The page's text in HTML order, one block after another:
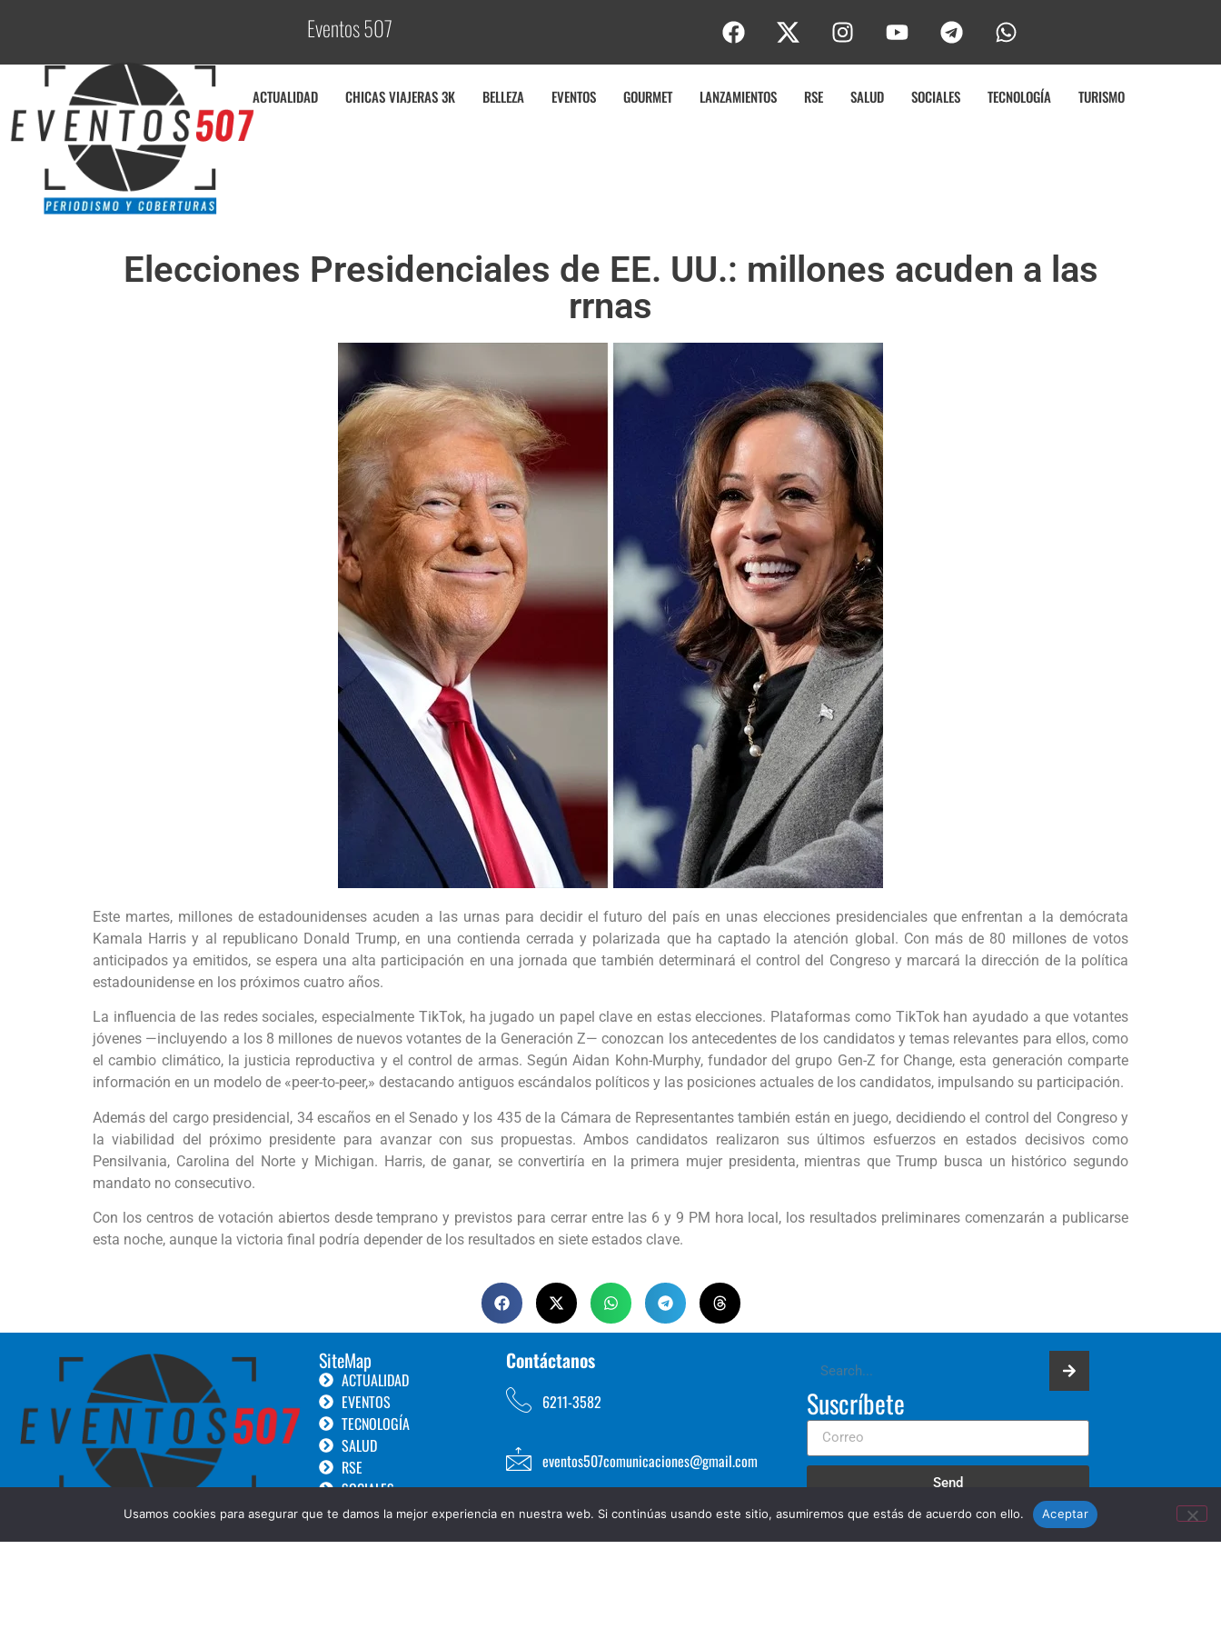
Eventos 507C
ACTUALIDAD CHICAS VIAJERAS 3K BELLEZA EVENTOS GOURMET LANZAMIENTOS RSE SALUD SOCIALES TECNOLOGÍA TURISMO
Elecciones Presidenciales de EE. UU.: millones acuden a las
rrnas
Este martes, millones de estadounidenses acuden a las urnas para decidir el futuro del país en unas elecciones presidenciales que enfrentan a la demócrata
Kamala Harris y al republicano Donald Trump, en una contienda cerrada y polarizada que ha captado la atención global. Con más de 80 millones de votos
anticipados ya emitidos, se espera una alta participación en una jornada que también determinará el control del Congreso y marcará la dirección de la política
estadounidense en los próximos cuatro años.
La influencia de las redes sociales, especialmente TikTok, ha jugado un papel clave en estas elecciones. Plataformas como TikTok han ayudado a que votantes
jóvenes —incluyendo a los 8 millones de nuevos votantes de la Generación Z— conozcan los antecedentes de los candidatos y temas relevantes para ellos, como
el cambio climático, la justicia reproductiva y el control de armas. Según Aidan Kohn-Murphy, fundador del grupo Gen-Z for Change, esta generación comparte
información en un modelo de «peer-to-peer,» destacando antiguos escándalos políticos y las posiciones actuales de los candidatos, impulsando su participación.
Además del cargo presidencial, 34 escaños en el Senado y los 435 de la Cámara de Representantes también están en juego, decidiendo el control del Congreso y
la viabilidad del próximo presidente para avanzar con sus propuestas. Ambos candidatos realizaron sus últimos esfuerzos en estados decisivos como
Pensilvania, Carolina del Norte y Michigan. Harris, de ganar, se convertiría en la primera mujer presidenta, mientras que Trump busca un histórico segundo
mandato no consecutivo.
Con los centros de votación abiertos desde temprano y previstos para cerrar entre las 6 y 9 PM hora local, los resultados preliminares comenzarán a publicarse
esta noche, aunque la victoria final podría depender de los resultados en siete estados clave.
SiteMap
ACTUALIDAD
EVENTOS
TECNOLOGÍA
SALUD
RSE
SOCIALES
TURISMO
Contáctanos
6211-3582
eventos507comunicaciones@gmail.com
Suscríbete
Send
Usamos cookies para asegurar que te damos la mejor experiencia en nuestra web. Si continúas usando este sitio, asumiremos que estás de acuerdo con ello. Aceptar